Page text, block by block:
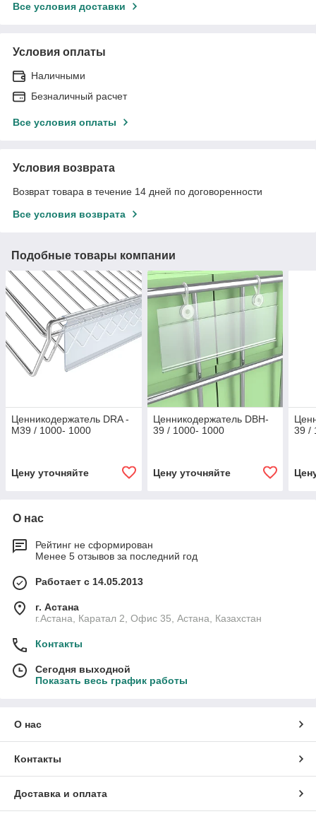
Все условия доставки
Условия оплаты
Наличными
Безналичный расчет
Все условия оплаты
Условия возврата
Возврат товара в течение 14 дней по договоренности
Все условия возврата
Подобные товары компании
Ценникодержатель DRA -
M39 / 1000- 1000
Цену уточняйте
Ценникодержатель DBH-
39 / 1000- 1000
Цену уточняйте
39 /
О нас
Рейтинг не сформирован
Менее 5 отзывов за последний год
Работает с 14.05.2013
г. Астана
г.Астана, Каратал 2, Офис 35, Астана, Казахстан
Контакты
Сегодня выходной
Показать весь график работы
О нас
Контакты
Доставка и оплата